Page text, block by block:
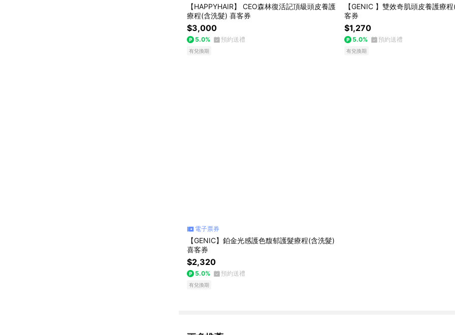
【HAPPYHAIR】 CEO森林復活記頂級頭皮養護
療程(含洗髮) 喜客券
$3,000
5.0% 預約送禮
有兌換期
【GENIC 】雙效奇肌頭皮養護療
客券
$1,270
5.0% 預約送禮
有兌換期
電子票券
【GENIC】鉑金光感護色馥郁護髮療程(含洗髮)
喜客券
$2,320
5.0% 預約送禮
有兌換期